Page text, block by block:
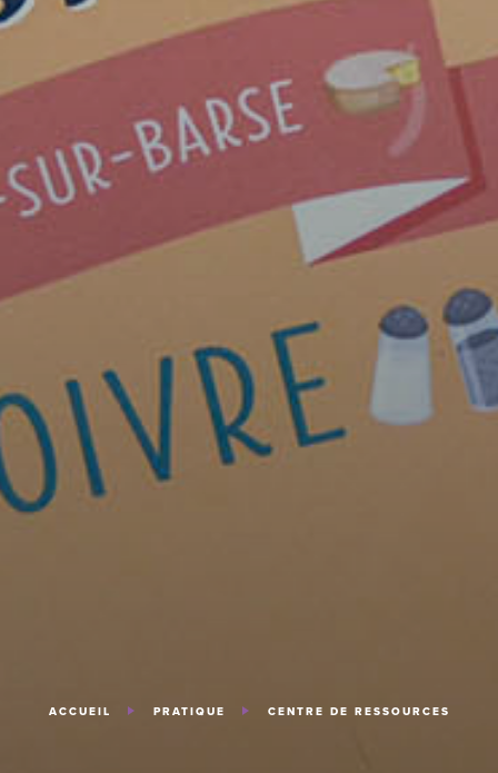
ACCUEIL PRATIQUE CENTRE DE RESSOURCES